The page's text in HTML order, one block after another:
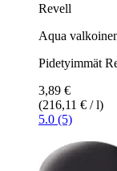
Revell
Aqua
Pidetyimmät
3,89 €
(216,11 € / l)
5.0 (5)